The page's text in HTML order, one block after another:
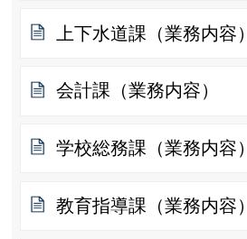
上下水道課（業務内容）
会計課（業務内容）
学校総務課（業務内容）
教育指導課（業務内容）